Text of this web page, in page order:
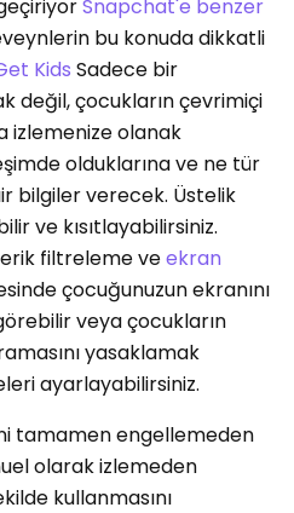
Snapchat'e benzer
bu konuda dikkatli
Kids Sadece bir
değil, çocukların çevrimiçi
izlemenize olanak
olduklarına ve ne tür
bilgiler verecek. Üstelik
ve kısıtlayabilirsiniz.
filtreleme veekran
çocuğunuzun ekranını
veya çocukların
yasaklamak
ayarlayabilirsiniz.
tamamen engellemeden
olarak izlemeden
kullanmasını